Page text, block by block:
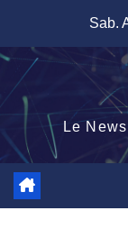
contenuto
Sab.
Le